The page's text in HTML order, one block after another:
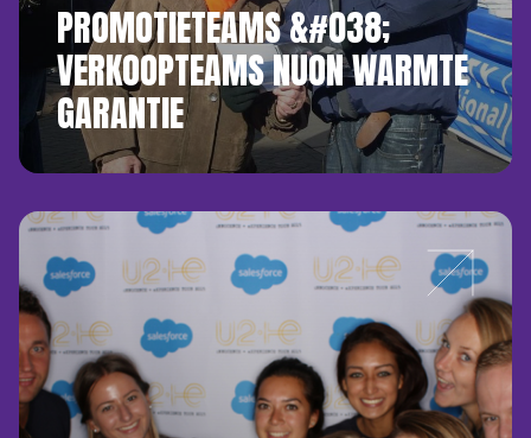
PROMOTIETEAMS &#038;
VERKOOPTEAMS NUON WARMTE
GARANTIE